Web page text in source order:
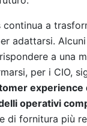
continua a
adattarsi.
a una
per i CIO,
experience
operativi
di fornitura più